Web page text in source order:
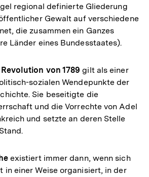
regional definierte Gliederung
Gewalt auf verschiedene
die zusammen ein Ganzes
Länder eines Bundesstaates).
von 1789gilt als einer
sozialen Wendepunkte der
Sie beseitigte die
und die Vorrechte von Adel
und setzte an deren Stelle
existiert immer dann, wenn sich
in einer Weise organisiert, in der